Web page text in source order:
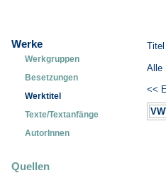
Werke
Werkgruppen
Besetzungen
Werktitel
Texte/Textanfänge
AutorInnen
Quellen
Titel
Alle
<<